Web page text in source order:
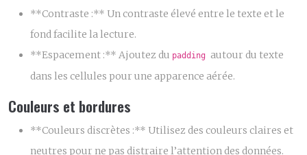
**Contraste :** Un contraste élevé entre le texte et le
fond facilite la lecture.
**Espacement :** Ajoutez du padding autour du texte
dans les cellules pour une apparence aérée.
Couleurs et bordures
**Couleurs discrètes :** Utilisez des couleurs claires et
neutres pour ne pas distraire l’attention des données.